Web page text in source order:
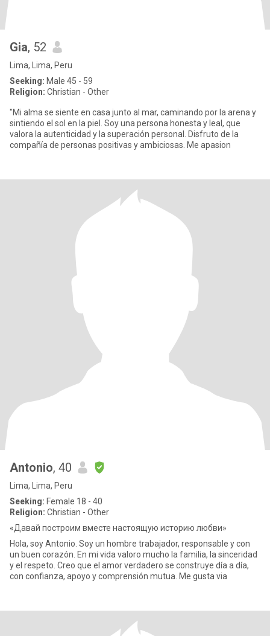
Gia, 52
Lima, Lima, Peru
Seeking: Male 45 - 59
Religion: Christian - Other
"Mi alma se siente en casa junto al mar, caminando por la arena y
sintiendo el sol en la piel. Soy una persona honesta y leal, que
valora la autenticidad y la superación personal. Disfruto de la
compañía de personas positivas y ambiciosas. Me apasion
Antonio, 40
Lima, Lima, Peru
Seeking: Female 18 - 40
Religion: Christian - Other
«Давай построим вместе настоящую историю любви»
Hola, soy Antonio. Soy un hombre trabajador, responsable y con
un buen corazón. En mi vida valoro mucho la familia, la sinceridad
y el respeto. Creo que el amor verdadero se construye día a día,
con confianza, apoyo y comprensión mutua. Me gusta via